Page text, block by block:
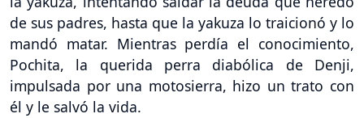
de sus padres, hasta que la yakuza lo traicionó y lo
mandó matar. Mientras perdía el conocimiento,
Pochita, la querida perra diabólica de Denji,
impulsada por una motosierra, hizo un trato con
él y le salvó la vida.